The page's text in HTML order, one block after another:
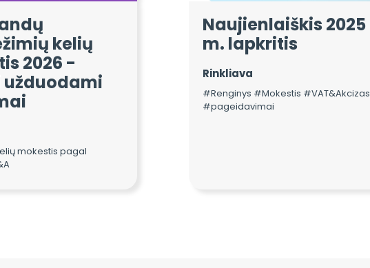
kelių
2026 -
užduodami
mokestis pagal
Naujienlaiškis 2025
m. lapkritis
Rinkliava
#Renginys #Mokestis #VAT&Akcizas
#pageidavimai